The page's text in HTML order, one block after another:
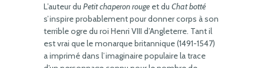
L’auteur du Petit chaperon rouge et du Chat botté
s’inspire probablement pour donner corps à son
terrible ogre du roi Henri VIII d’Angleterre. Tant il
est vrai que le monarque britannique (1491-1547)
a imprimé dans l’imaginaire populaire la trace